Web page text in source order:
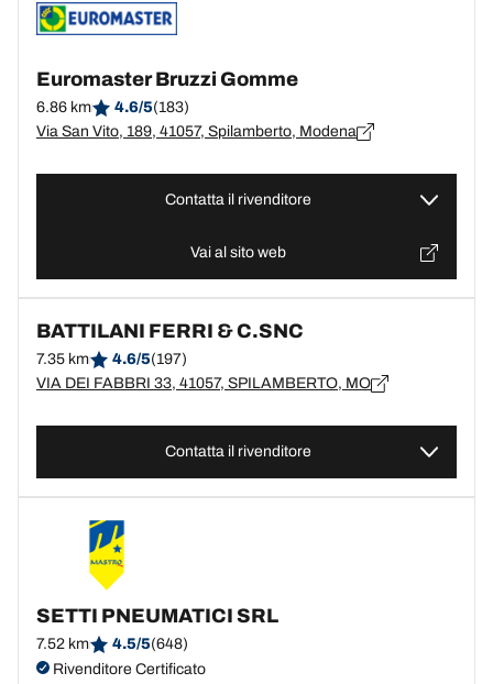
Euromaster Bruzzi Gomme
6.86 km 4.6/5(183)
Via San Vito, 189, 41057, Spilamberto, Modena
Contatta il rivenditore
Vai al sito web
BATTILANI FERRI & C.SNC
7.35 km 4.6/5(197)
VIA DEI FABBRI 33, 41057, SPILAMBERTO, MO
Contatta il rivenditore
SETTI PNEUMATICI SRL
7.52 km 4.5/5(648)
Rivenditore Certificato